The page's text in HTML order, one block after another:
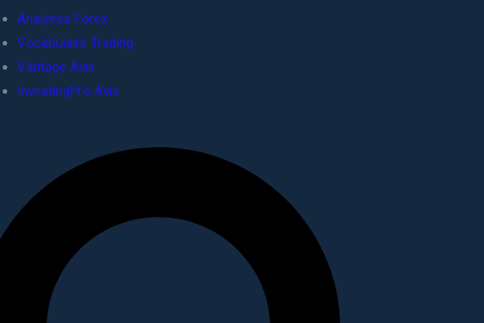
Analyses Forex
Vocabulaire Trading
Vantage Avis
InvestingPro Avis